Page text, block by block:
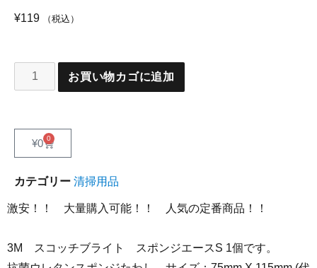
¥119 （税込）
お買い物カゴに追加
¥0 0
カテゴリー 清掃用品
激安！！ 大量購入可能！！ 人気の定番商品！！
3M スコッチブライト スポンジエースS 1個です。